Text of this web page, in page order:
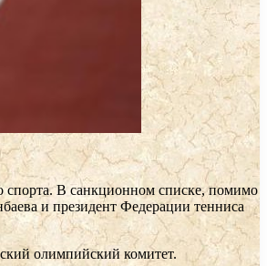
спорта. В санкционном списке, помимо
и президент Федерации тенниса
олимпийский комитет.